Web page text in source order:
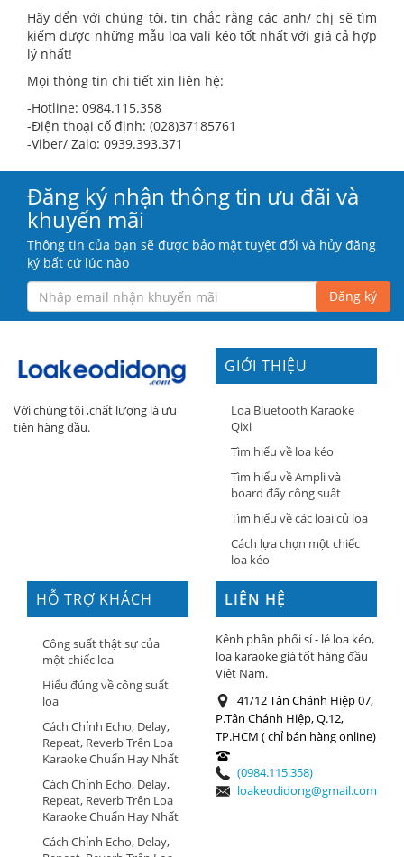
Hãy đển với chúng tôi, tin chắc rằng các anh/ chị sẽ tìm
kiếm được những mẫu loa vali kéo tốt nhất với giá cả hợp
lý nhất!
Mọi thông tin chi tiết xin liên hệ:
-Hotline: 0984.115.358
-Điện thoại cố định: (028)37185761
-Viber/ Zalo: 0939.393.371
Đăng ký nhận thông tin ưu đãi và
khuyến mãi
Thông tin của bạn sẽ được bảo mật tuyệt đối và hủy đăng
ký bất cứ lúc nào
Đăng ký
Với chúng tôi ,chất lượng là ưu
tiên hàng đầu.
GIỚI THIỆU
Loa Bluetooth Karaoke
Qixi
Tìm hiểu về loa kéo
Tìm hiểu về Ampli và
board đẩy công suất
Tìm hiểu về các loại củ loa
Cách lựa chọn một chiếc
loa kéo
HỖ TRỢ KHÁCH
HÀNG
Công suất thật sự của
một chiếc loa
Hiểu đúng về công suất
loa
Cách Chỉnh Echo, Delay,
Repeat, Reverb Trên Loa
Karaoke Chuẩn Hay Nhất
Cách Chỉnh Echo, Delay,
Repeat, Reverb Trên Loa
Karaoke Chuẩn Hay Nhất
Cách Chỉnh Echo, Delay,
LIÊN HỆ
Kênh phân phối sỉ - lẻ loa kéo,
loa karaoke giá tốt hàng đầu
Việt Nam.
41/12 Tân Chánh Hiệp 07,
P.Tân Chánh Hiệp, Q.12,
TP.HCM ( chỉ bán hàng online)
(0984.115.358)
loakeodidong@gmail.com